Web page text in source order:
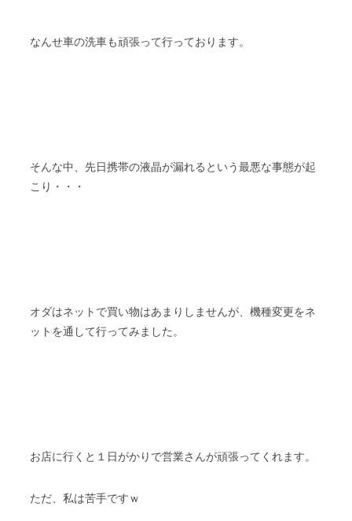
なんせ車の洗車も頑張って行っております。
そんな中、先日携帯の液晶が漏れるという最悪な事態が起
こり・・・
オダはネットで買い物はあまりしませんが、機種変更をネ
ットを通して行ってみました。
お店に行くと１日がかりで営業さんが頑張ってくれます。
ただ、私は苦手ですｗ